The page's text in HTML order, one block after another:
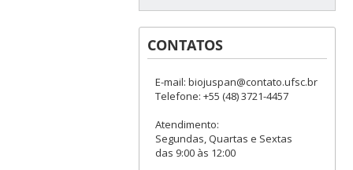
CONTATOS
E-mail: biojuspan@contato.ufsc.br
Telefone: +55 (48) 3721-4457
Atendimento:
Segundas, Quartas e Sextas
das 9:00 às 12:00